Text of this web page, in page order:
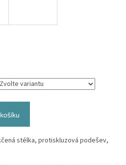
stélka, protiskluzová podešev,